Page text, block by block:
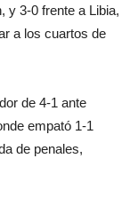
y 3-0 frente a Libia,
a los cuartos de
de 4-1 ante
empató 1-1
de penales,